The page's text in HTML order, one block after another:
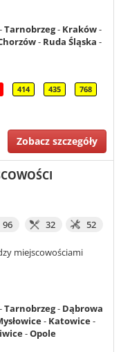
-Tarnobrzeg- Kraków-
- Ruda Śląska -
414 435 768
Zobacz szczegóły
96
32 52
miejscowościami
-Tarnobrzeg- Dąbrowa
- Katowice-
-Opole